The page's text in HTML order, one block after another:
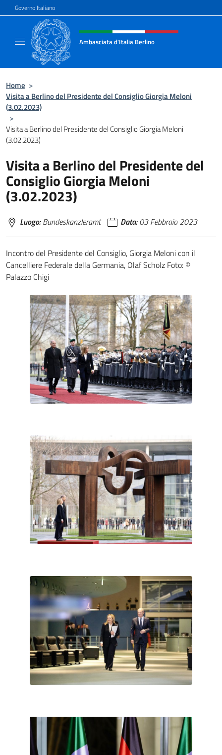
Salta al contenuto
Governo Italiano
Intestazione sito, social e menù
Ambasciata d'Italia Berlino
Home >
Visita a Berlino del Presidente del Consiglio Giorgia Meloni
(3.02.2023)
>
Visita a Berlino del Presidente del Consiglio Giorgia Meloni
(3.02.2023)
Visita a Berlino del Presidente del
Consiglio Giorgia Meloni
(3.02.2023)
Luogo:Bundeskanzleramt Data:03 Febbraio 2023
Incontro del Presidente del Consiglio, Giorgia Meloni con il
Cancelliere Federale della Germania, Olaf Scholz Foto: ©
Palazzo Chigi